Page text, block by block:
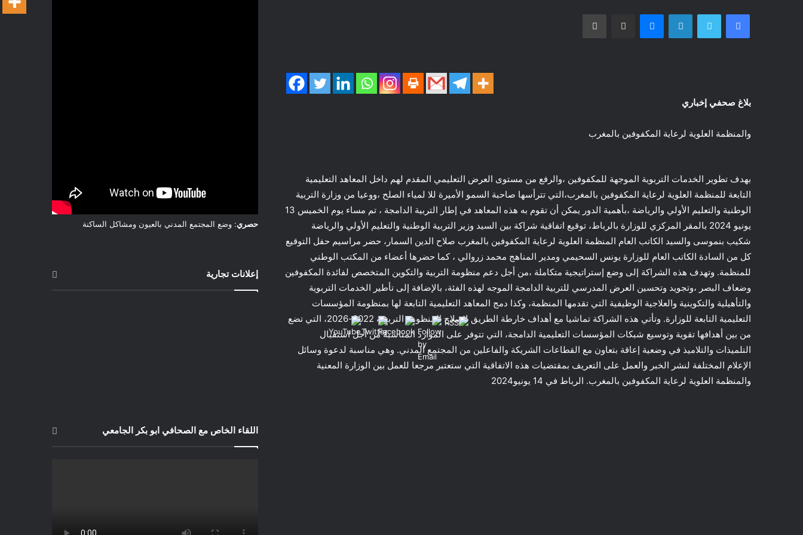
فيسبوك تويتر لينكدإن ماسنجر مشاركة عبر البريد طباعة
بلاغ صحفي إخباري
والمنظمة العلوية لرعاية المكفوفين بالمغرب
بهدف تطوير الخدمات التربوية الموجهة للمكفوفين ،والرفع من مستوى العرض التعليمي المقدم لهم داخل المعاهد التعليمية
التابعة للمنظمة العلوية لرعاية المكفوفين بالمغرب،التي تترأسها صاحبة السمو الأميرة للا لمياء الصلح ،ووعيا من وزارة التربية
الوطنية والتعليم الأولي والرياضة ،بأهمية الدور يمكن أن تقوم به هذه المعاهد في إطار التربية الدامجة ، تم مساء يوم الخميس 13
يونيو 2024 بالمقر المركزي للوزارة بالرباط، توقيع اتفاقية شراكة بين السيد وزير التربية الوطنية والتعليم الأولي والرياضة
شكيب بنموسى والسيد الكاتب العام المنظمة العلوية لرعاية المكفوفين بالمغرب صلاح الدين السمار، حضر مراسيم حفل التوقيع
كل من السادة الكاتب العام للوزارة يونس السحيمي ومدير المناهج محمد زروالي ، كما حضرها أعضاء من المكتب الوطني
للمنظمة. وتهدف هذه الشراكة إلى وضع إستراتيجية متكاملة ،من أجل دعم منظومة التربية والتكوين المتخصص لفائدة المكفوفين
وضعاف البصر ،وتجويد وتحسين العرض المدرسي للتربية الدامجة الموجه لهذه الفئة، بالإضافة إلى تأطير الخدمات التربوية
والتأهيلية والتكوينية والعلاجية الوظيفية التي تقدمها المنظمة، وكذا دمج المعاهد التعليمية التابعة لها بمنظومة المؤسسات
التعليمية التابعة للوزارة. وتأتي هذه الشراكة تماشيا مع أهداف خارطة الطريق لإصلاح المنظومة التربوية 2022-2026، التي تضع
من بين أهدافها تقوية وتوسيع شبكات المؤسسات التعليمية الدامجة، التي تتوفر على الموارد المناسبة من أجل استقبال
التلميذات والتلاميذ في وضعية إعاقة بتعاون مع القطاعات الشريكة والفاعلين من المجتمع المدني. وهي مناسبة لدعوة وسائل
الإعلام المختلفة لنشر الخبر والعمل على التعريف بمقتضيات هذه الاتفاقية التي ستعتبر مرجعا للعمل بين الوزارة المعنية
والمنظمة العلوية لرعاية المكفوفين بالمغرب. الرباط في 14 يونيو2024
حصري: وضع المجتمع المدني بالعيون ومشاكل الساكنة
إعلانات تجارية
اللقاء الخاص مع الصحافي ابو بكر الجامعي